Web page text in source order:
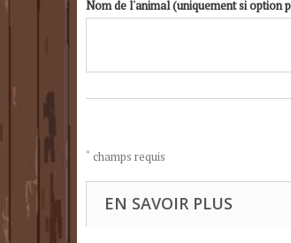
Nom de l'animal (uniquement si option
* champs requis
EN SAVOIR PLUS